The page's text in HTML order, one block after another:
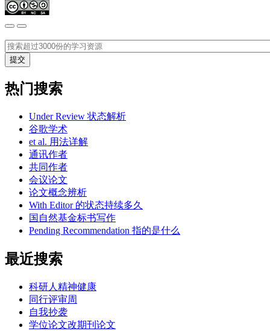
热门搜索
Under Review 状态解析
谷歌学术
et al. 用法详解
通讯作者
共同作者
会议论文
论文概念辨析
With Editor 的状态持续多久
国自然基金标书写作
Pending Recommendation 指的是什么
最近搜索
科研人精神健康
同行评审周
自我抄袭
学位论文改期刊论文